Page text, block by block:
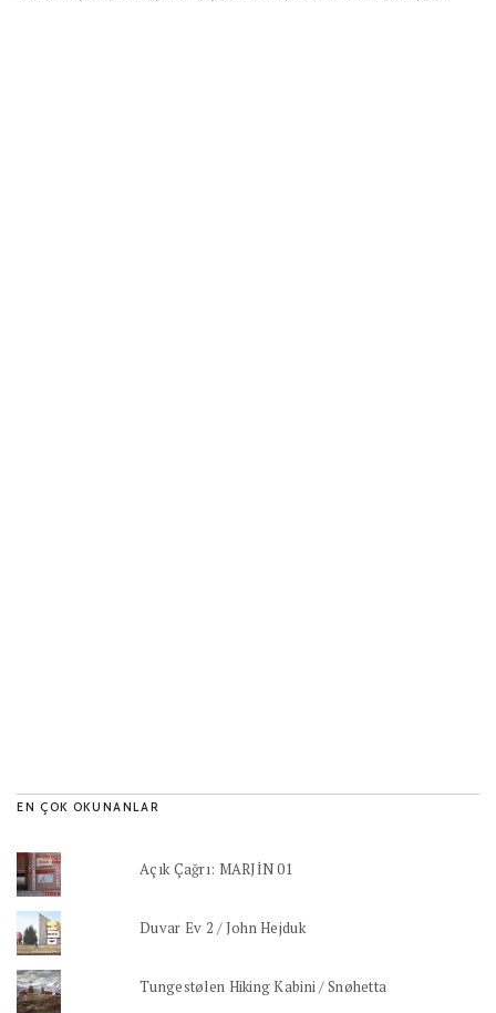
EN ÇOK OKUNANLAR
Açık Çağrı: MARJİN 01
Duvar Ev 2 / John Hejduk
Tungestølen Hiking Kabini / Snøhetta